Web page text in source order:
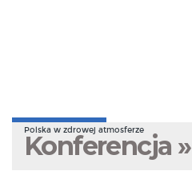
Polska w zdrowej atmosferze
Konferencja »